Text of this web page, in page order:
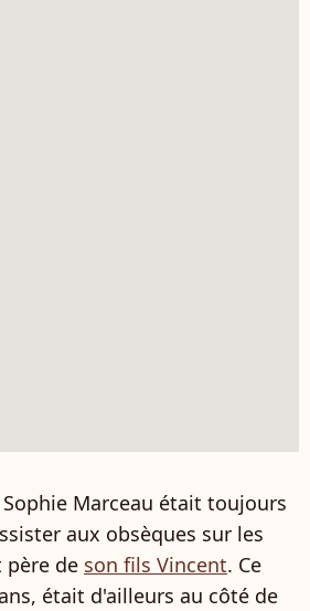
Marceau était toujours
aux obsèques sur les
père de son fils Vincent. Ce
était d'ailleurs au côté de